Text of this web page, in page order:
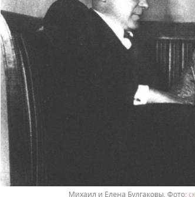
Михаил и Елена Булгаковы.